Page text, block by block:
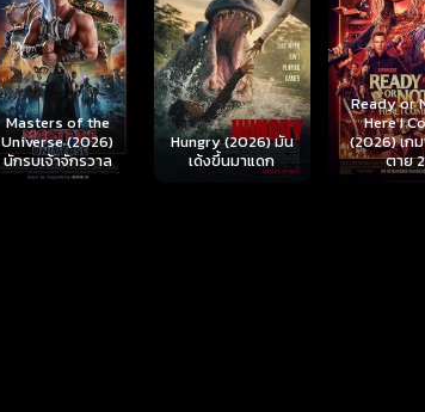
Hungry (2026) มัน
เด้งขึ้นมาแดก
Ready or Not 2:
Here I Come
(2026) เกมพร้อม
ตาย 2
Scary
(2026) ยำ